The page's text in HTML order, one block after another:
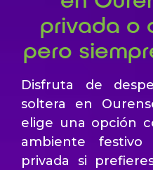
privada o
pero
Disfruta de
soltera en
elige una opción
ambiente
privada si